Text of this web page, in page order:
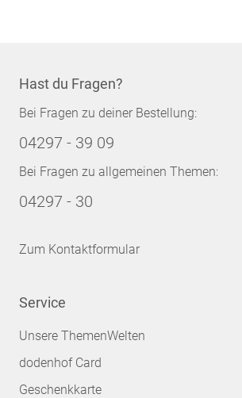
Hast du Fragen?
Bei Fragen zu deiner Bestellung:
04297 - 39 09
Bei Fragen zu allgemeinen Themen:
04297 - 30
Zum Kontaktformular
Service
Unsere ThemenWelten
dodenhof Card
Geschenkkarte